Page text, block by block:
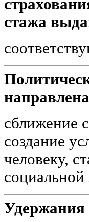
стажа
сближение
создание
человеку,
Удержания